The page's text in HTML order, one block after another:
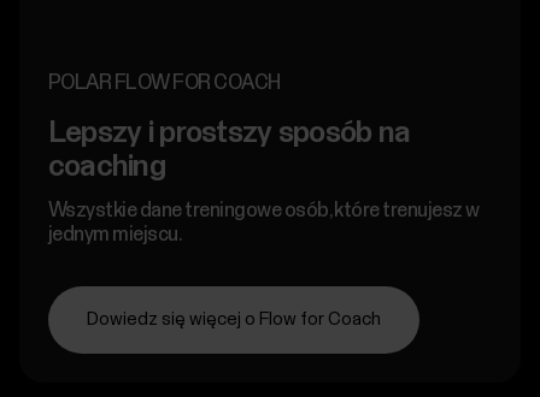
POLAR FLOW FOR COACH
Lepszy i prostszy sposób na
coaching
Wszystkie dane treningowe osób, które trenujesz w
jednym miejscu.
Dowiedz się więcej o Flow for Coach